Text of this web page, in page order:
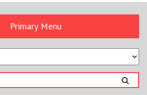
Primary Menu